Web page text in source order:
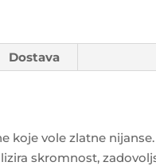
Dostava
koje vole zlatne
skromnost,